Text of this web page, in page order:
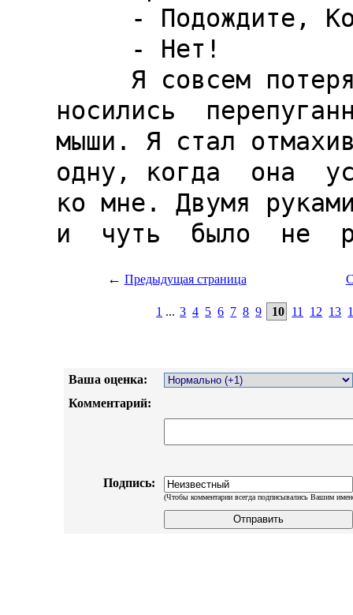
← Предыдущая страница
1 ... 3 4 5 6 7 8 9 10 11 12 13
Ваша оценка:
Комментарий:
Подпись:
(Чтобы комментарии всегда подписывались Вашим